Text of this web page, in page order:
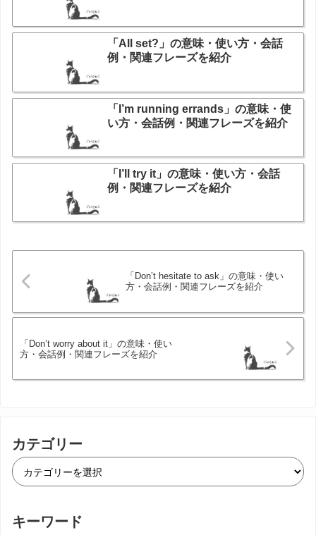
「All set?」の意味・使い方・会話
例・関連フレーズを紹介
「I’m running errands」の意味・使
い方・会話例・関連フレーズを紹介
「I’ll try it」の意味・使い方・会話
例・関連フレーズを紹介
「Don’t hesitate to ask」の意味・使い
方・会話例・関連フレーズを紹介
「Don’t worry about it」の意味・使い
方・会話例・関連フレーズを紹介
カテゴリー
キーワード